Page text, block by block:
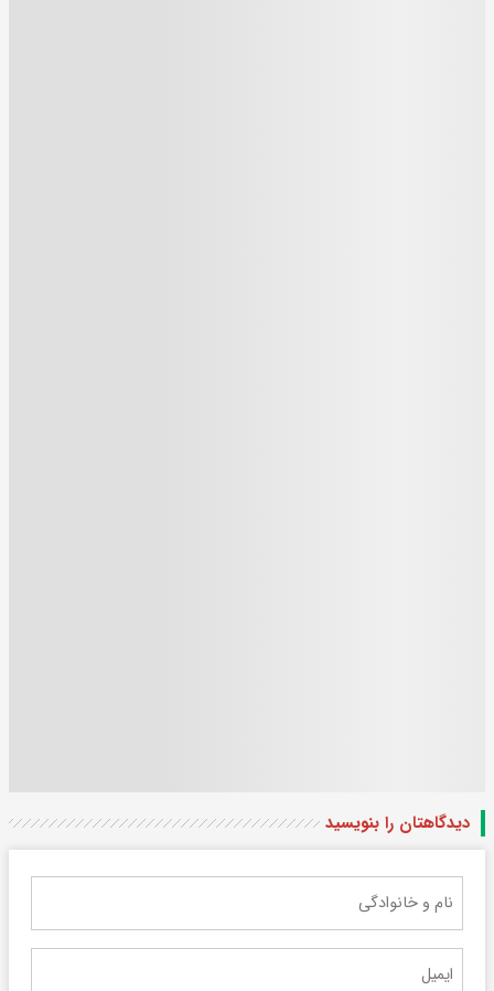
دیدگاهتان را بنویسید